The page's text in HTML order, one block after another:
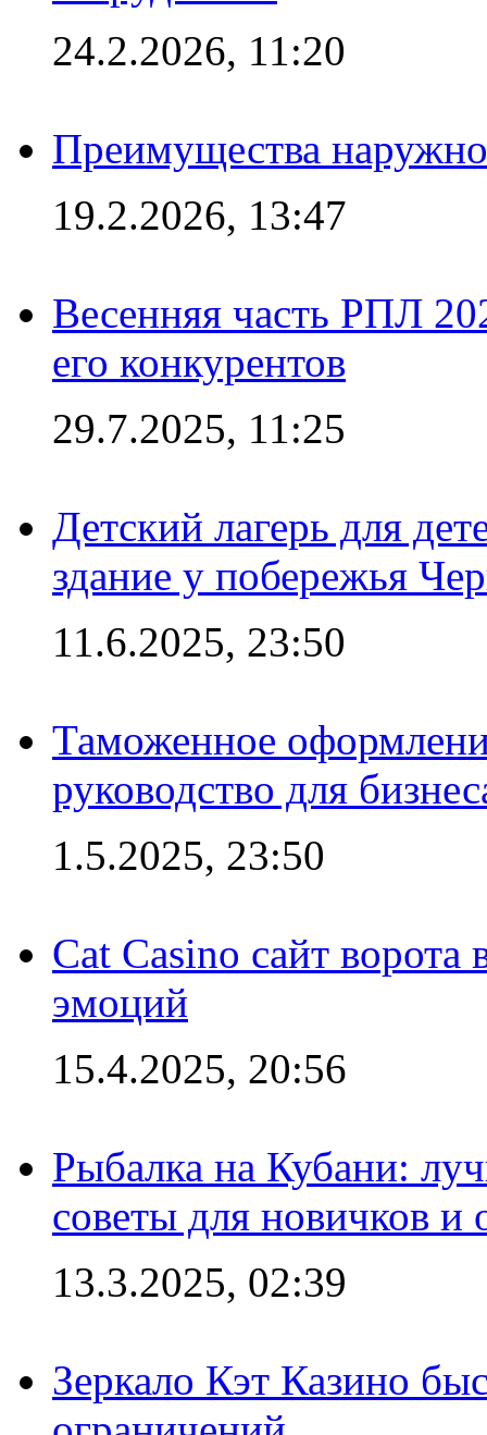
24.2.2026, 11:20
Преимущества
19.2.2026, 13:47
Весенняя часть РПЛ
его конкурентов
29.7.2025, 11:25
Детский лагерь для
здание у побережья
11.6.2025, 23:50
Таможенное
руководство для
1.5.2025, 23:50
Cat Casino сайт
эмоций
15.4.2025, 20:56
Рыбалка на Кубани:
советы для новичков
13.3.2025, 02:39
Зеркало Кэт Казино